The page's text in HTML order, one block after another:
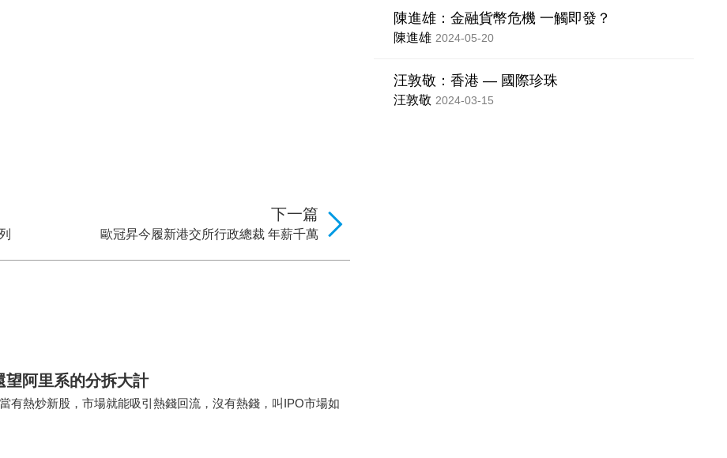
陳進雄：金融貨幣危機 一觸即發？
陳進雄 2024-05-20
汪敦敬：香港 — 國際珍珠
汪敦敬 2024-03-15
下一篇
歐冠昇今履新港交所行政總裁 年薪千萬
望阿里系的分拆大計
有熱炒新股，市場就能吸引熱錢回流，沒有熱錢，叫IPO市場如